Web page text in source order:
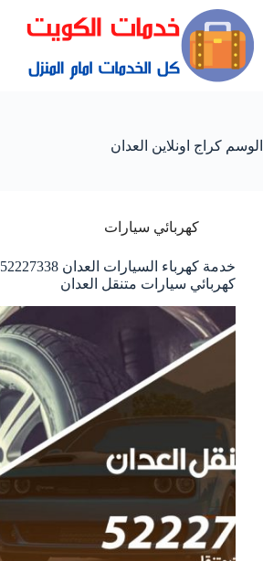
الوسم كراج اونلاين العدان
كهربائي سيارات
كهربائي سيارات متنقل العدان